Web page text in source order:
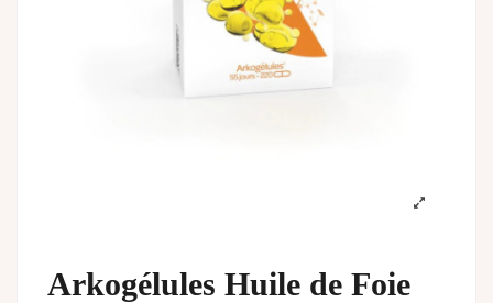
Arkogélules Huile de Foie